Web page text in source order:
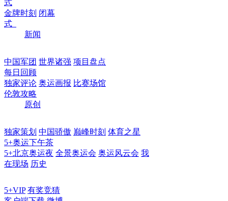
式
金牌时刻 闭幕
式
新闻
中国军团 世界诸强 项目盘点
每日回顾
独家评论 奥运画报 比赛场馆
伦敦攻略
原创
独家策划 中国骄傲 巅峰时刻 体育之星
5+奥运下午茶
5+北京奥运夜 全景奥运会 奥运风云会 我
在现场 历史
5+VIP 有奖竞猜